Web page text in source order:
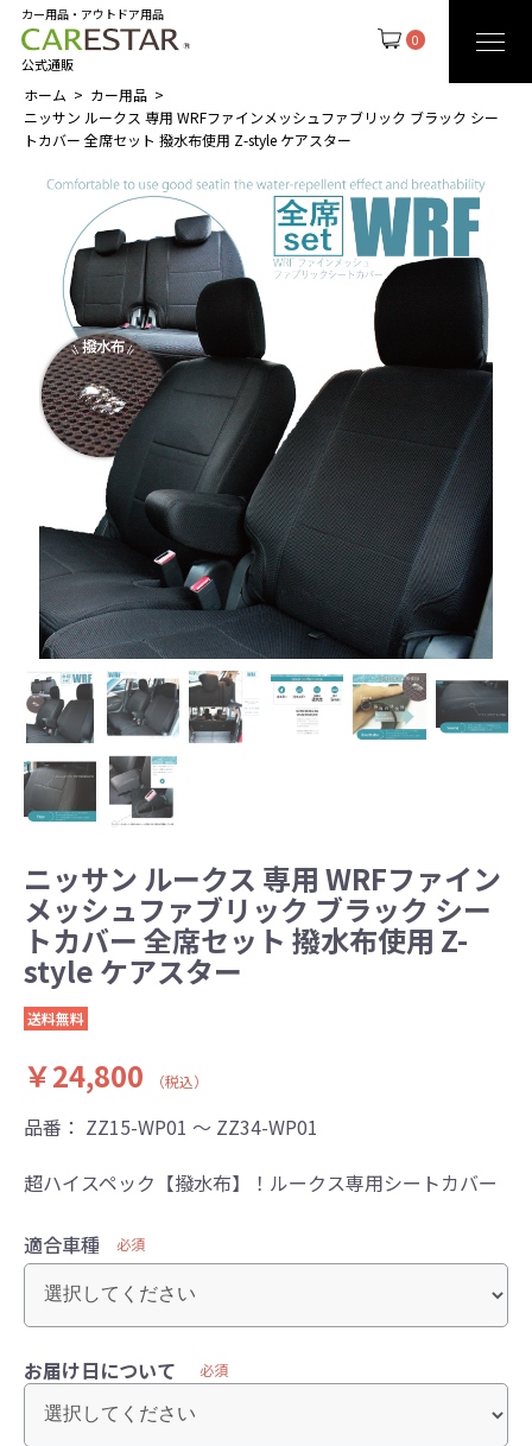
0
カー用品・アウトドア用品
公式通販
ホーム
カー用品
ニッサン ルークス 専用 WRFファインメッシュファブリック ブラック シー
トカバー 全席セット 撥水布使用 Z-style ケアスター
ニッサン ルークス 専用 WRFファイン
メッシュファブリック ブラック シー
トカバー 全席セット 撥水布使用 Z-
style ケアスター
送料無料
￥24,800 （税込）
品番： ZZ15-WP01 ～ ZZ34-WP01
超ハイスペック【撥水布】！ルークス専用シートカバー
適合車種 必須
お届け日について 必須